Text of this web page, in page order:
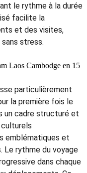
le rythme à la durée
facilite la
et des visites,
stress.
Laos Cambodge en 15
particulièrement
la première fois le
un cadre structuré et
culturels
emblématiques et
Le rythme du voyage
dans chaque